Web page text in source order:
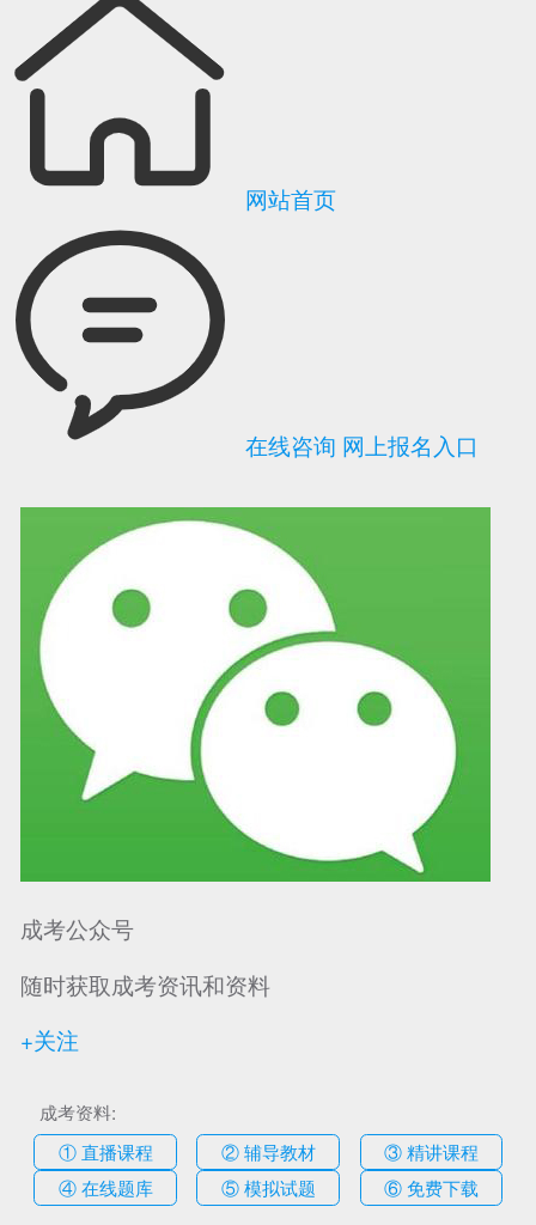
可信网站信用评 网络警察提醒你 诚信网站
网站首页
在线咨询 网上报名入口
成考公众号
随时获取成考资讯和资料
+关注
成考资料:
① 直播课程
② 辅导教材
③ 精讲课程
④ 在线题库
⑤ 模拟试题 ⑥ 免费下载